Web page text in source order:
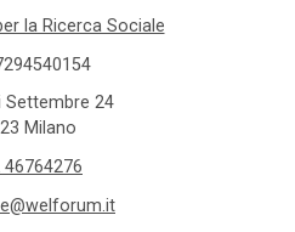
la Ricerca Sociale
Settembre 24
Milano
46764276